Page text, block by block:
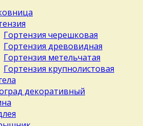
Гортензия черешковая
Гортензия древовидная
Гортензия метельчатая
Гортензия крупнолистовая
декоративный